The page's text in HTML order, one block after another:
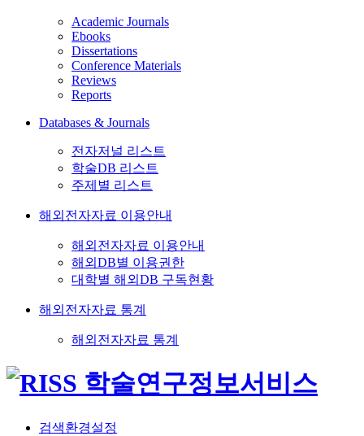
Academic Journals
Ebooks
Dissertations
Conference Materials
Reviews
Reports
Databases & Journals
전자저널 리스트
학술DB 리스트
주제별 리스트
해외전자자료 이용안내
해외전자자료 이용안내
해외DB별 이용권한
대학별 해외DB 구독현황
해외전자자료 통계
해외전자자료 통계
검색환경설정